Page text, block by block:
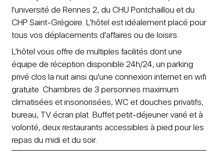
l'université de Rennes 2, du CHU Pontchaillou et du
CHP Saint-Grégoire. L'hôtel est idéalement placé pour
tous vos déplacements d'affaires ou de loisirs.
L'hôtel vous offre de multiples facilités dont une
équipe de réception disponible 24h/24, un parking
privé clos la nuit ainsi qu'une connexion internet en wifi
gratuite. Chambres de 3 personnes maximum
climatisées et insonorisées, WC et douches privatifs,
bureau, TV écran plat. Buffet petit-déjeuner varié et à
volonté, deux restaurants accessibles à pied pour les
repas du midi et du soir.